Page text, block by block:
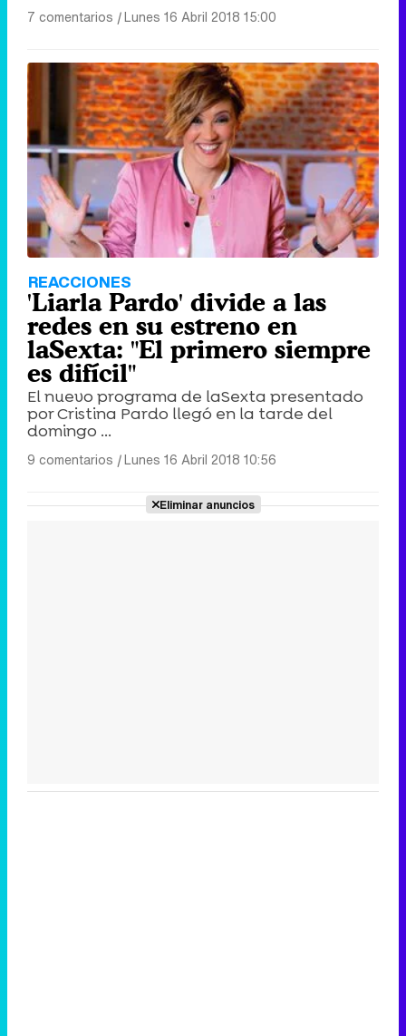
7 comentarios |Lunes 16 Abril 2018 15:00
REACCIONES
'Liarla Pardo' divide a las
redes en su estreno en
laSexta: "El primero siempre
es difícil"
El nuevo programa de laSexta presentado
por Cristina Pardo llegó en la tarde del
domingo ...
9 comentarios |Lunes 16 Abril 2018 10:56
Eliminar anuncios